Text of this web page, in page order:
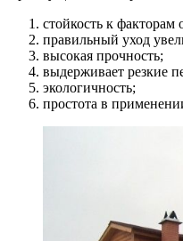
стойкость к
правильный уход
высокая прочность;
выдерживает резкие
экологичность;
простота в